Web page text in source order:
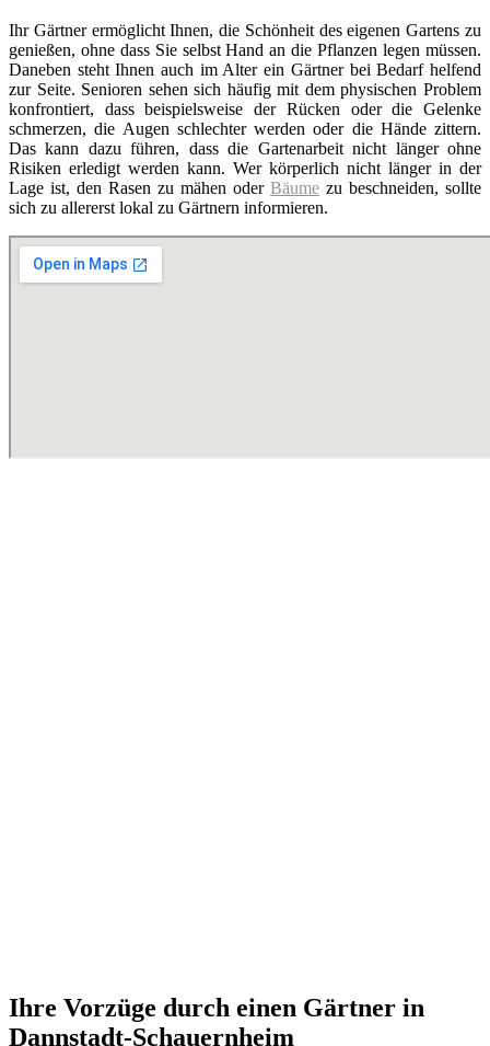
Ihr Gärtner ermöglicht Ihnen, die Schönheit des eigenen Gartens zu
genießen, ohne dass Sie selbst Hand an die Pflanzen legen müssen.
Daneben steht Ihnen auch im Alter ein Gärtner bei Bedarf helfend
zur Seite. Senioren sehen sich häufig mit dem physischen Problem
konfrontiert, dass beispielsweise der Rücken oder die Gelenke
schmerzen, die Augen schlechter werden oder die Hände zittern.
Das kann dazu führen, dass die Gartenarbeit nicht länger ohne
Risiken erledigt werden kann. Wer körperlich nicht länger in der
Lage ist, den Rasen zu mähen oder Bäume zu beschneiden, sollte
sich zu allererst lokal zu Gärtnern informieren.
Ihre Vorzüge durch einen Gärtner in
Dannstadt-Schauernheim